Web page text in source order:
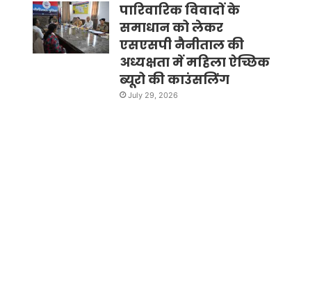
पारिवारिक विवादों के
समाधान को लेकर
एसएसपी नैनीताल की
अध्यक्षता में महिला ऐच्छिक
ब्यूरो की काउंसलिंग
July 29, 2026